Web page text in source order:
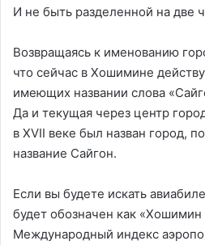
И не быть разделенной на две
Возвращаясь к именованию
что сейчас в Хошимине
имеющих названии слова
Да и текущая через центр
в XVII веке был назван город,
название Сайгон.
Если вы будете искать
будет обозначен как «Хошимин
Международный индекс